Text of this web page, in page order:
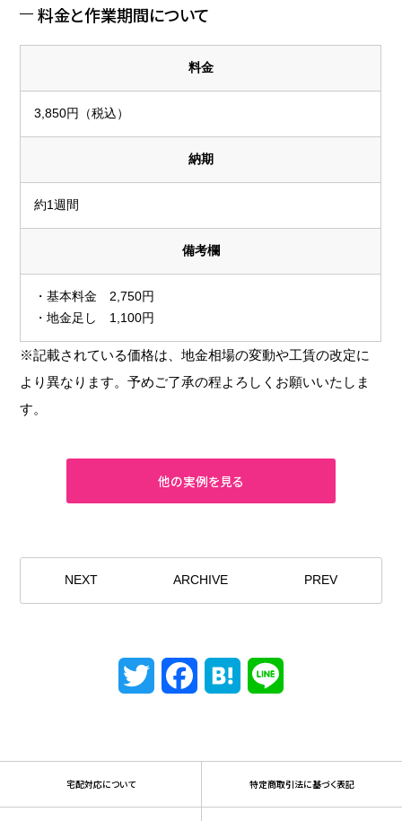
料金と作業期間について
料金
3,850円（税込）
納期
約1週間
備考欄
・基本料金 2,750円
・地金足し 1,100円
※記載されている価格は、地金相場の変動や工賃の改定に
より異なります。予めご了承の程よろしくお願いいたしま
す。
NEXT ARCHIVE PREV
Twitter FacebookHatena
宅配対応について 特定商取引法に基づく表記